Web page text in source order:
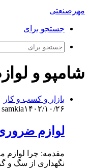
مهرصنعتی
جستجو برای
شامپو و
بازار و کسب و کار
samkia۱۴۰۲/۱۰/۲۶
لوازم
مقدمه: چرا لوازم
نگهداری از سگ و